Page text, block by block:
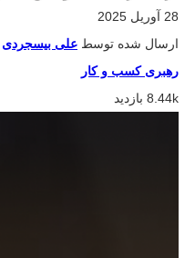
28 آوریل 2025
ارسال شده توسط علی بیسجردی
رهبری کسب و کار
8.44k بازدید